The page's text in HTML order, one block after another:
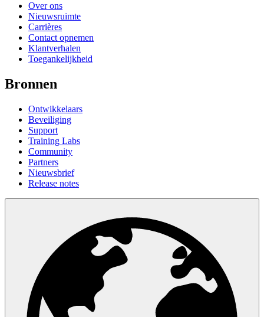
Over ons
Nieuwsruimte
Carrières
Contact opnemen
Klantverhalen
Toegankelijkheid
Bronnen
Ontwikkelaars
Beveiliging
Support
Training Labs
Community
Partners
Nieuwsbrief
Release notes